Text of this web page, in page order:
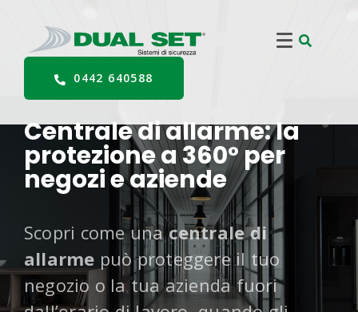
0442 640588
Centrale di allarme: la
protezione a 360° per
negozi e aziende
Scopri come unacentrale di
allarme può proteggere il tuo
negozio o la tua azienda fuori